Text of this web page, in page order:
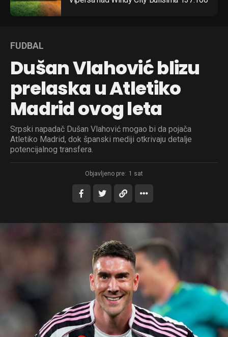
FUDBAL
Dušan Vlahović blizu
prelaska u Atletiko
Madrid ovog leta
Srpski napadač Dušan Vlahović mogao bi da pojača
Atletiko Madrid, dok španski mediji otkrivaju detalje
potencijalnog transfera.
Objavljeno pre: 1 sat